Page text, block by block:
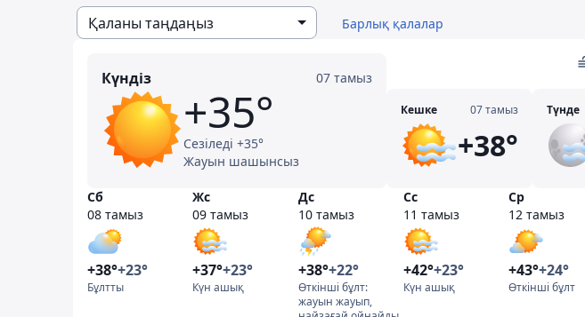
Қаланы таңдаңыз Барлық қалалар
Күндіз 07 тамыз
+35°
Сезіледі +35°
Жауын шашынсыз
Кешке 07 тамыз
+38°
Түнде
Сб
08 тамыз
+38°+23°
Бұлтты
Жс
09 тамыз
+37°+23°
Күн ашық
Дс
10 тамыз
+38°+22°
Өткінші бұлт:
жауын жауып,
Сс
11 тамыз
+42°+23°
Күн ашық
Ср
12 тамыз
+43°+24°
Өткінші бұлт